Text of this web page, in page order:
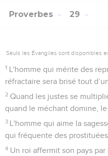
Proverbes 29
Seuls les Évangiles sont disponibles
1 L'homme qui mérite des
réfractaire sera brisé tout
2 Quand les justes se
quand le méchant domine,
3 L'homme qui aime la
qui fréquente des
4 Un roi affermit son pays